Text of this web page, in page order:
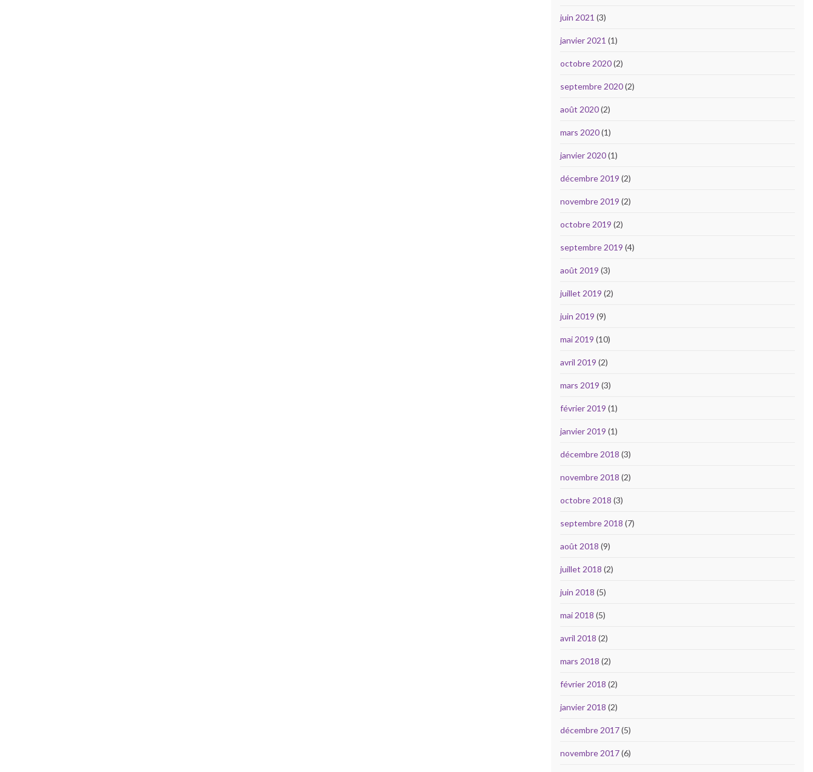
juin 2021 (3)
janvier 2021 (1)
octobre 2020(2)
septembre 2020(2)
août 2020(2)
mars 2020(1)
janvier 2020(1)
décembre 2019 (2)
novembre 2019 (2)
octobre 2019 (2)
septembre 2019 (4)
août 2019 (3)
juillet 2019 (2)
juin 2019 (9)
mai 2019 (10)
avril 2019 (2)
mars 2019 (3)
février 2019 (1)
janvier 2019 (1)
décembre 2018 (3)
novembre 2018 (2)
octobre 2018 (3)
septembre 2018 (7)
août 2018 (9)
juillet 2018 (2)
juin 2018 (5)
mai 2018 (5)
avril 2018 (2)
mars 2018 (2)
février 2018 (2)
janvier 2018 (2)
décembre 2017(5)
novembre 2017(6)